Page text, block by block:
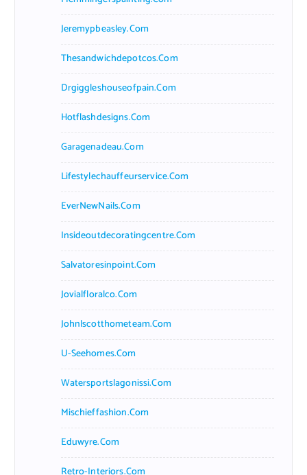
Jeremypbeasley.com
Thesandwichdepotcos.com
Drgiggleshouseofpain.com
Hotflashdesigns.com
Garagenadeau.com
Lifestylechauffeurservice.com
EverNewNails.com
Insideoutdecoratingcentre.com
Salvatoresinpoint.com
Jovialfloralco.com
Johnlscotthometeam.com
U-Seehomes.com
Watersportslagonissi.com
Mischieffashion.com
Eduwyre.com
Retro-Interiors.com